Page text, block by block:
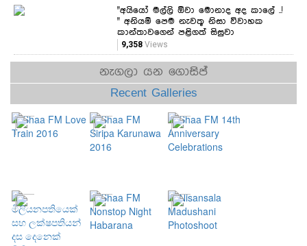
"අයියෝ මල්ලි ඕවා මොනාද අද කාලේ ..!
" අනියම් පෙම නැවතූ නිසා විවාහක
කාන්තාවගෙන් පළිගත් සිසුවා
9,358Views
නැගලා යන ගොසිප්
Recent Galleries